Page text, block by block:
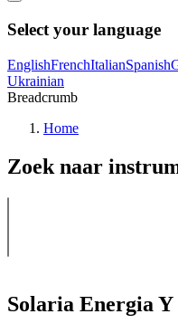
Select your language
EnglishFrenchItalianSpanish
Ukrainian
Breadcrumb
Home
Zoek naar
Solaria Energia